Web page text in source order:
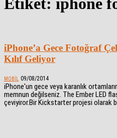
Etiket: iphone
iPhone’a Gece Fotoğraf
Kılıf Geliyor
MOBIL 09/08/2014
iPhone'un gece veya karanlık
memnun değilseniz. The Ember LED
çeviyiror.Bir Kickstarter projesi olarak